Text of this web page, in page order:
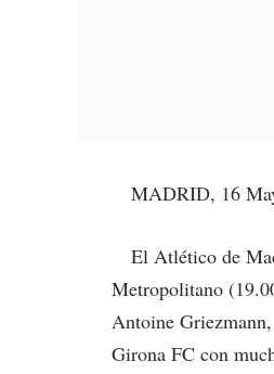
MADRID, 16
El Atlético de
Metropolitano
Antoine
Girona FC con